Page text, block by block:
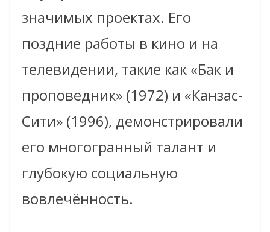
значимых проектах. Его
поздние работы в кино и на
телевидении, такие как «Бак и
проповедник» (1972) и «Канзас-
Сити» (1996), демонстрировали
его многогранный талант и
глубокую социальную
вовлечённость.